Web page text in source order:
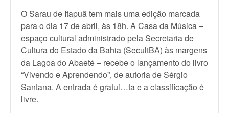
O Sarau de Itapuã tem mais uma edição marcada
para o dia 17 de abril, às 18h. A Casa da Música –
espaço cultural administrado pela Secretaria de
Cultura do Estado da Bahia (SecultBA) às margens
da Lagoa do Abaeté – recebe o lançamento do livro
“Vivendo e Aprendendo”, de autoria de Sérgio
Santana. A entrada é gratui…ta e a classificação é
livre.